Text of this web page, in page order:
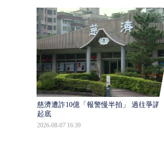
慈濟遭詐10億「報警慢半拍」 過往爭議遭
起底
2026-08-07 16:39